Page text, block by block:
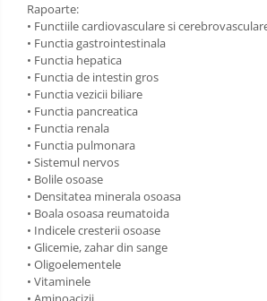
Rapoarte:
• Functiile cardiovasculare si
• Functia gastrointestinala
• Functia hepatica
• Functia de intestin gros
• Functia vezicii biliare
• Functia pancreatica
• Functia renala
• Functia pulmonara
• Sistemul nervos
• Bolile osoase
• Densitatea minerala osoasa
• Boala osoasa reumatoida
• Indicele cresterii osoase
• Glicemie, zahar din sange
• Oligoelementele
• Vitaminele